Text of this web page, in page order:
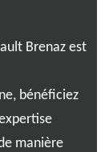
Brenaz est
bénéficiez
manière